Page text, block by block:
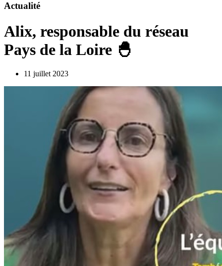
Actualité
Alix, responsable du réseau
Pays de la Loire 🐣
11 juillet 2023